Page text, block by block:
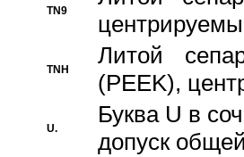
TN9
TNH
Литой
(PEEK),
U.
Буква U в
допуск